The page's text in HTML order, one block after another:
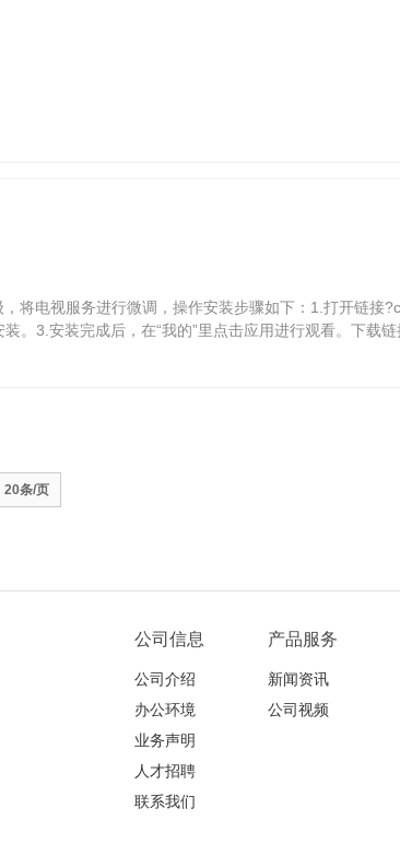
将电视服务进行微调，操作安装步骤如下：1.打开链接
。3.安装完成后，在“我的”里点击应用进行观看。下载
20条/页
公司信息
公司介绍
办公环境
业务声明
人才招聘
联系我们
产品服务
新闻资讯
公司视频